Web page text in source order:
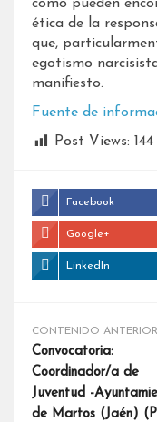
como pueden
ética de la
que,
egotismo
manifiesto.
Fuente de
Post Views: 144
Facebook
Google+
LinkedIn
CONTENIDO ANTERIOR
Convocatoria:
Coordinador/a de
Juventud -
de Martos (Jaén)